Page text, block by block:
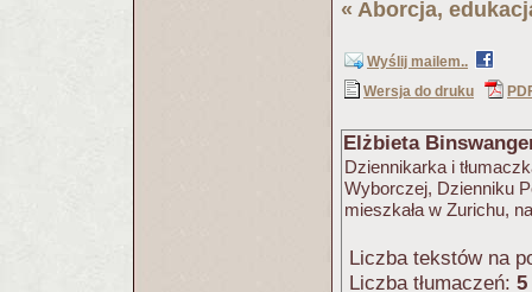
« Aborcja,
Wyślij mailem..
Wersja do druku
Elżbieta
Dziennikarka i
Wyborczej, Dzienniku
mieszkała w Zurichu,
Liczba tekstów na
Liczba tłumaczeń: 5